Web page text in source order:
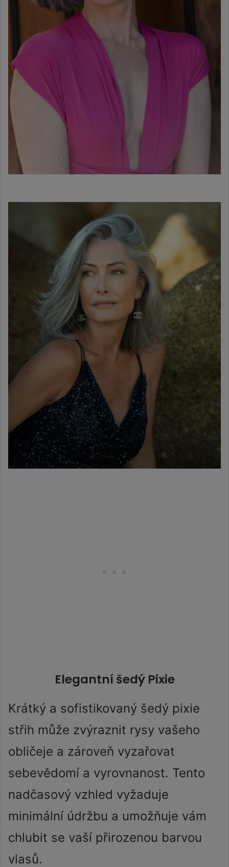
Elegantní šedý Pixie
Krátký a sofistikovaný šedý pixie
střih může zvýraznit rysy vašeho
obličeje a zároveň vyzařovat
sebevědomí a vyrovnanost. Tento
nadčasový vzhled vyžaduje
minimální údržbu a umožňuje vám
chlubit se vaší přirozenou barvou
vlasů.